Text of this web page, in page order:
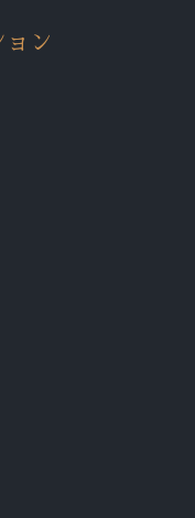
ョン